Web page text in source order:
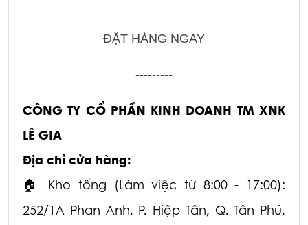
ĐẶT HÀNG NGAY
---------
CÔNG TY CỔ PHẦN KINH DOANH TM XNK
LÊ GIA
Địa chỉ cửa hàng:
🏠 Kho tổng (Làm việc từ 8:00 - 17:00):
252/1A Phan Anh, P. Hiệp Tân, Q. Tân Phú,